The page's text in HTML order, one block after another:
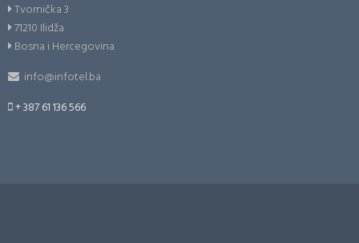
Tvornička 3
71210 Ilidža
Bosna i Hercegovina
info@infotel.ba
+ 387 61 136 566